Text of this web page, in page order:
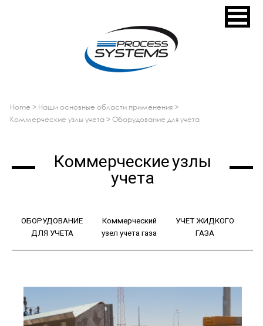
home > наши основные области применения>
коммерческие узлы учета> оборудование для учета
Коммерческие узлы
учета
ОБОРУДОВАНИЕ
ДЛЯ УЧЕТА
Коммерческий
узел учета газа
УЧЕТ ЖИДКОГО
ГАЗА